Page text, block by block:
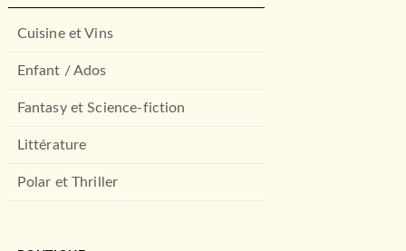
Cuisine et Vins
Enfant / Ados
Fantasy et Science-fiction
Littérature
Polar et Thriller